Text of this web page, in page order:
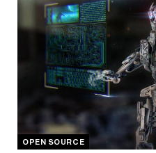
OPEN SOURCE